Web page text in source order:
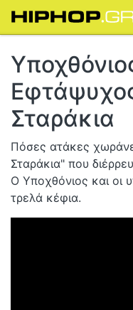
Σταράκια
Πόσες ατάκες
Σταράκια" που
Ο Υποχθόνιος και οι
τρελά κέφια.